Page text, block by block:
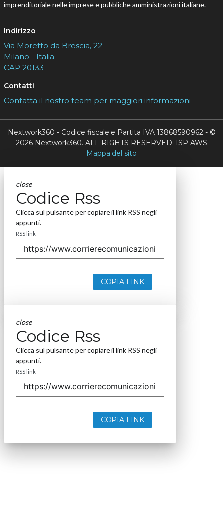
imprenditoriale nelle imprese e pubbliche amministrazioni italiane.
Indirizzo
Via Moretto da Brescia, 22
Milano - Italia
CAP 20133
Contatti
Contatta il nostro team per maggiori informazioni
Nextwork360 - Codice fiscale e Partita IVA 13868590962 - ©
2026 Nextwork360. ALL RIGHTS RESERVED. ISP AWS
Mappa del sito
close
Codice Rss
Clicca sul pulsante per copiare il link RSS negli
appunti.
RSS link
COPIA LINK
close
Codice Rss
Clicca sul pulsante per copiare il link RSS negli
appunti.
RSS link
COPIA LINK